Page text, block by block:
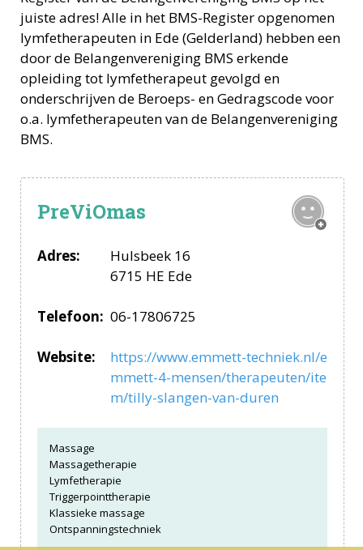
juiste adres! Alle in het BMS-Register opgenomen
lymfetherapeuten in Ede(Gelderland) hebben een
door de Belangenvereniging BMS erkende
opleiding tot lymfetherapeut gevolgd en
onderschrijven de Beroeps- en Gedragscode voor
o.a. lymfetherapeutenvan de Belangenvereniging
BMS.
PreViOmas
Adres:
Hulsbeek 16
6715 HE Ede
Telefoon: 06-17806725
Website:
https://www.emmett-techniek.nl/e
mmett-4-mensen/therapeuten/ite
m/tilly-slangen-van-duren
Massage
Massagetherapie
Lymfetherapie
Triggerpointtherapie
Klassieke massage
Ontspanningstechniek